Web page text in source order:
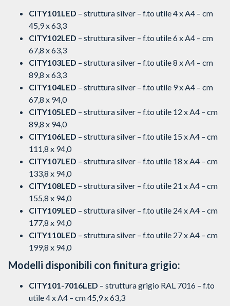
CITY101LED – struttura silver – f.to utile 4 x A4 – cm
45,9 x 63,3
CITY102LED – struttura silver – f.to utile 6 x A4 – cm
67,8 x 63,3
CITY103LED – struttura silver – f.to utile 8 x A4 – cm
89,8 x 63,3
CITY104LED – struttura silver – f.to utile 9 x A4 – cm
67,8 x 94,0
CITY105LED – struttura silver – f.to utile 12 x A4 – cm
89,8 x 94,0
CITY106LED – struttura silver – f.to utile 15 x A4 – cm
111,8 x 94,0
CITY107LED – struttura silver – f.to utile 18 x A4 – cm
133,8 x 94,0
CITY108LED – struttura silver – f.to utile 21 x A4 – cm
155,8 x 94,0
CITY109LED – struttura silver – f.to utile 24 x A4 – cm
177,8 x 94,0
CITY110LED – struttura silver – f.to utile 27 x A4 – cm
199,8 x 94,0
Modelli disponibili con finitura grigio:
CITY101-7016LED – struttura grigio RAL 7016 – f.to
utile 4 x A4 – cm 45,9 x 63,3